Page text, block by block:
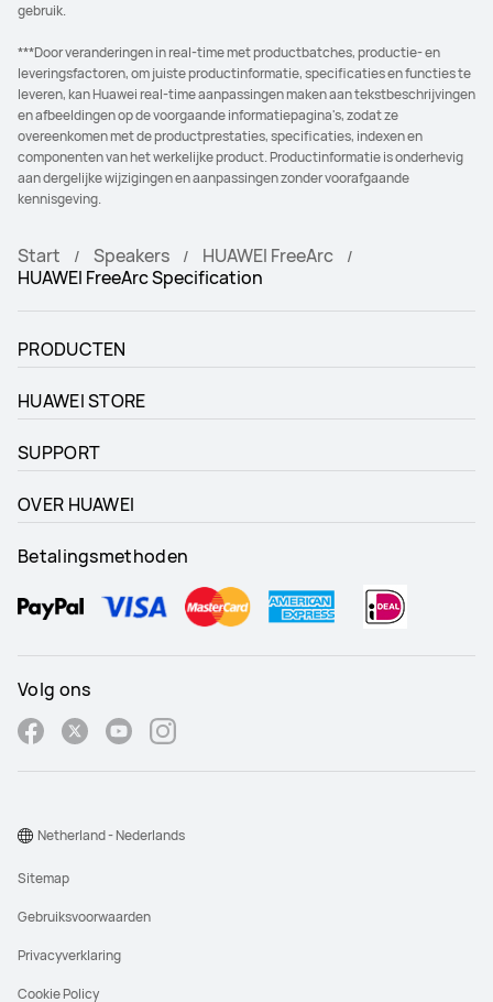
gebruik.
***Door veranderingen in real-time met productbatches, productie- en
leveringsfactoren, om juiste productinformatie, specificaties en functies te
leveren, kan Huawei real-time aanpassingen maken aan tekstbeschrijvingen
en afbeeldingen op de voorgaande informatiepagina's, zodat ze
overeenkomen met de productprestaties, specificaties, indexen en
componenten van het werkelijke product. Productinformatie is onderhevig
aan dergelijke wijzigingen en aanpassingen zonder voorafgaande
kennisgeving.
Start Speakers
HUAWEI FreeArc
HUAWEI FreeArc Specification
PRODUCTEN
HUAWEI STORE
SUPPORT
OVER HUAWEI
Betalingsmethoden
Volg ons
Sitemap
Gebruiksvoorwaarden
Privacyverklaring
Cookie Policy
Netherland - Nederlands